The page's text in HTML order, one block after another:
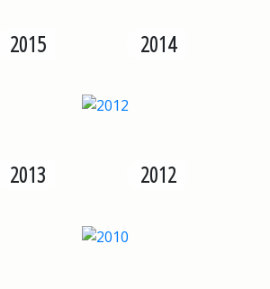
2015 2014
2013 2012